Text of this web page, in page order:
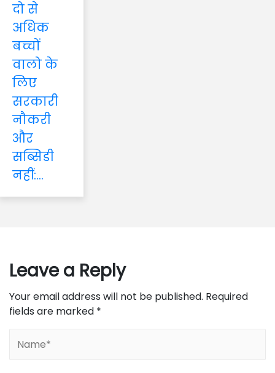
दो से
अधिक
बच्चों
वालो के
लिए
सरकारी
नौकरी
और
सब्सिडी
नहीं:...
Leave a Reply
Your email address will not be published. Required
fields are marked *